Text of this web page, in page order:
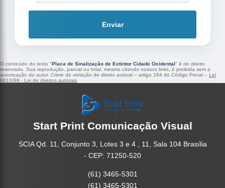
Enviar
O conteúdo do texto "Placa de Sinalização de Extintor Cidade Ocidental" é de direito
reservado. Sua reprodução, parcial ou total, mesmo citando nossos links, é proibida sem a
autorização do autor. Crime de violação de direito autoral – artigo 184 do Código Penal – Lei
9610/98 - Lei de direitos autorais
Start Print Comunicação Visual
SCIA Qd. 11, Conjunto 3, Lotes 3 e 4 , 11, Sala 104 Brasília
- CEP: 71250-520
(61) 3465-5301
(61) 3465-5301